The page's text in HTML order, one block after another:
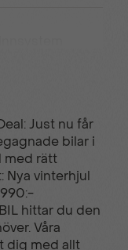
fram och bak
Just nu får
bilar i
med rätt
Nya vinterhjul
hittar du den
Våra
dig med allt